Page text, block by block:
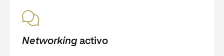
Networkingactivo